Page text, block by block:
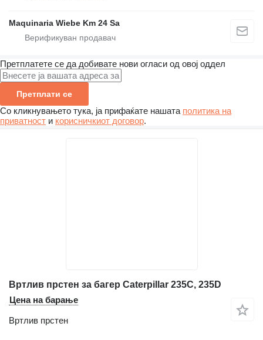
Maquinaria Wiebe Km 24 Sa
Претплатете се да добивате нови огласи од овој оддел
Претплати се
Со кликнувањето тука, ја прифаќате нашата политика на
приватност и корисничкиот договор.
Вртлив прстен за багер Caterpillar 235C, 235D
Цена на барање
Вртлив прстен